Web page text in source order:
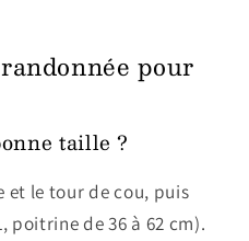
pour
taille ?
et le tour de cou, puis
poitrine de 36 à 62 cm).